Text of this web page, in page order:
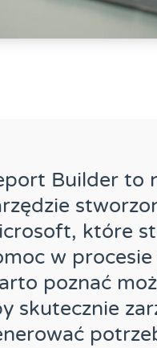
Builder to
które
w
poznać
skutecznie